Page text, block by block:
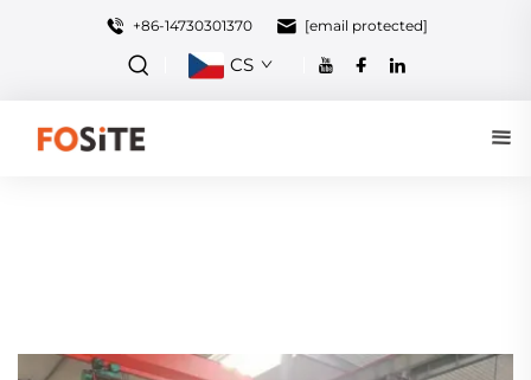
+86-14730301370 [email protected]
CS